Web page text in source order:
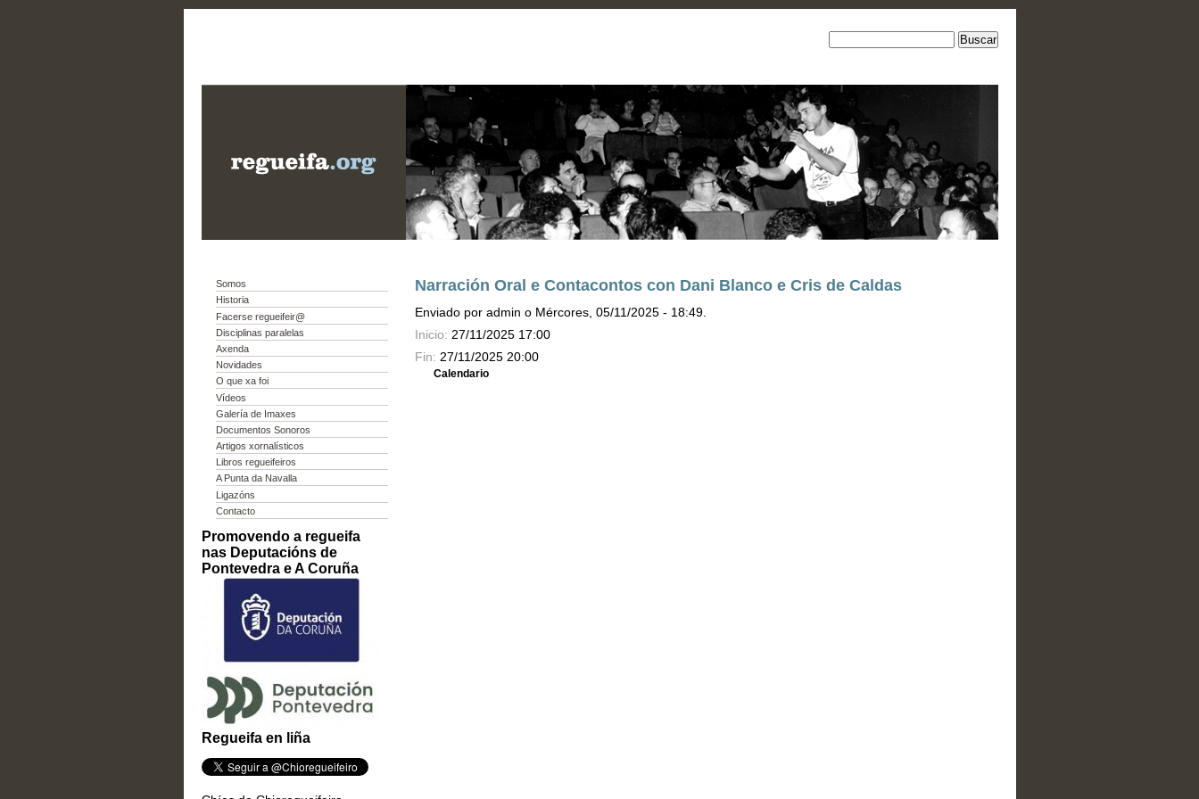
Somos
Historia
Facerse regueifeir@
Disciplinas paralelas
Axenda
Novidades
O que xa foi
Vídeos
Galería de Imaxes
Documentos Sonoros
Artigos xornalísticos
Libros regueifeiros
A Punta da Navalla
Ligazóns
Contacto
Promovendo a regueifa
nas Deputacións de
Pontevedra e A Coruña
Regueifa en liña
Narración Oral e Contacontos con Dani Blanco e Cris de Caldas
Enviado por admin o Mércores, 05/11/2025 - 18:49.
Inicio: 27/11/2025 17:00
Fin: 27/11/2025 20:00
Calendario